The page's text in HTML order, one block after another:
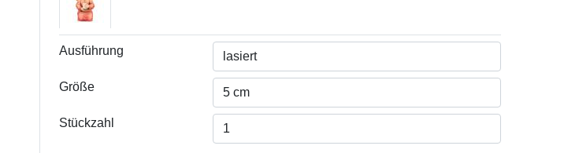
Ausführung
Größe
Stückzahl